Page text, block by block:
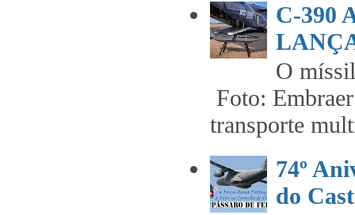
C-390
O
Foto:
transporte
74º
do